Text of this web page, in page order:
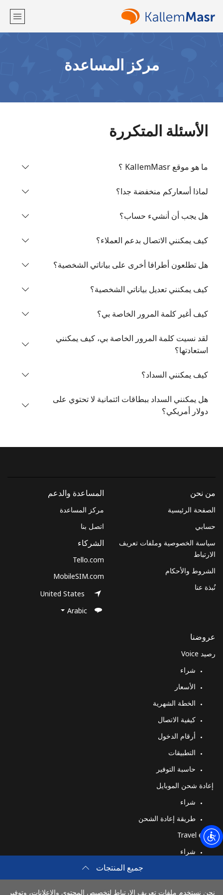
مرحبا!
كحد أدنى 8 أحرف
رقم
رمز خاص
أهلًا!
مركز المساعدة
الأسئلة المتكررة
ما هو موقع KallemMasr ؟
لماذا أسعاركم منخفضة جدا؟
هل يجب أن أنشيء حساب؟
كيف يمكنني الاتصال بدعم العملاء؟
هل تطلعون أطرافا أخرى على بياناتي الشخصية؟
كيف يمكنني تعديل بياناتي الشخصية؟
كيف أغير كلمة المرور الخاصة بي؟
لقد نسيت كلمة المرور الخاصة بي، كيف يمكنني
استعادتها؟
كيف يمكنني السداد؟
هل يمكنني السداد ببطاقات ائتمانية لا تحتوي على
دولار أمريكي؟
جميع المنتجات
نحن نستخدم ملفات تعريف الارتباط لتخصيص المحتوى والإعلانات، وتوفير
من نحن
الصفحة الرئيسية
حسابي
سياسة الخصوصية وملفات تعريف
الارتباط
الشروط والأحكام
نُبذة عنا
عروضنا
رصيد Voice
شراء
الأسعار
الخطة الشهرية
كيفية الاتصال
أرقام الدخول
التطبيقات
حاسبة التوفير
إعادة شحن الموبايل
شراء
طريقة إعادة الشحن
Travel eSIM
شراء
المساعدة والدعم
مركز المساعدة
اتصل بنا
الشركاء
Tello.com
MobileSIM.com
United States
Arabic